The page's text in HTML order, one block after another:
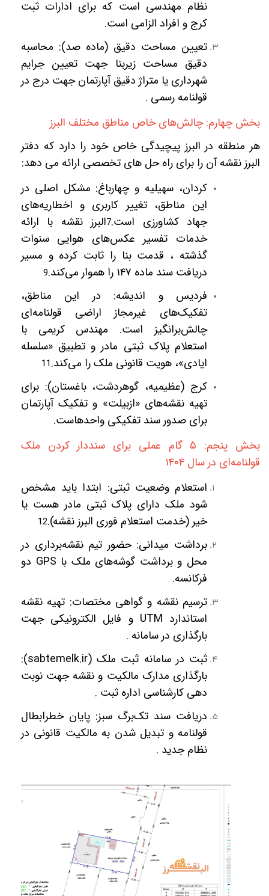
نظام مهندسی است که برای ادارات ثبت
کرج و افراد الزامی است.
تعیین مساحت دقیق (ماده صد): محاسبه
دقیق مساحت زیربنا جهت تعیین جرایم
شهرداری یا متراژ دقیق آپارتمان جهت درج در
قولنامه رسمی .
بخش چهارم: چالش‌های خاص مناطق مختلف البرز
هر منطقه در البرز پیچیدگی خاص خود را دارد که دفتر
البرز نقشه آن را برای راه حل های تخصصی ارائه می دهد:
کردان، سهیلیه و چهارباغ: مشکل اصلی در
این مناطق، تغییر کاربری و اخطاریه‌های
جهاد کشاورزی است.7البرز نقشه با ارائه
خدمات تفسیر عکس‌های هوایی سنوات
گذشته ، قدمت بنا را ثابت کرده و مسیر
دریافت سند ماده ۱۴۷ را هموار می‌کند.9
فردیس و اندیشه: در این مناطق،
تفکیک‌های غیرمجاز اراضی قولنامه‌ای
چالش‌برانگیز است. مهندس کریمی با
استعلام پلاک ثبتی مادر و تطبیق «سلسله
ایادی»، هویت قانونی ملک را می‌کند.11
کرج (عظیمیه، گوهردشت، باغستان): برای
تهیه نقشه‌های «ازبیلت» و تفکیک آپارتمان
برای صدور سند تفکیکی واحدهاست.
بخش پنجم: ۵ گام عملی برای سنددار کردن ملک
قولنامه‌ای در سال ۱۴۰۴
استعلام وضعیت ثبتی: ابتدا باید مشخص
شود ملک دارای پلاک ثبتی مادر هست یا
خیر (خدمت استعلام فوری البرز نقشه).12
برداشت میدانی: حضور تیم نقشه‌برداری در
محل و برداشت گوشه‌های ملک با GPS دو
فرکانسه.
ترسیم نقشه و گواهی مختصات: تهیه نقشه
استاندارد UTM و فایل الکترونیکی جهت
بارگذاری در سامانه .
ثبت در سامانه ثبت ملک (sabtemelk.ir
):
بارگذاری مدارک مالکیت و نقشه جهت نوبت
دهی کارشناسی اداره ثبت .
دریافت سند تک‌برگ سبز: پایان خطرابطال
قولنامه و تبدیل شدن به مالکیت قانونی در
نظام جدید .